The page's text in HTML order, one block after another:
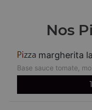
Nos
margherita
Base sauce tomate,